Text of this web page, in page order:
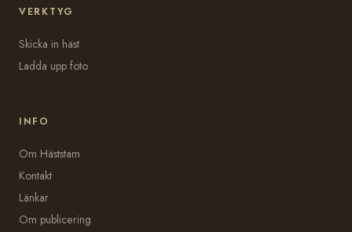
VERKTYG
Skicka in häst
Ladda upp foto
INFO
Om Häststam
Kontakt
Länkar
Om publicering